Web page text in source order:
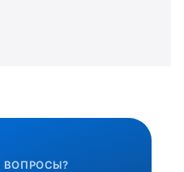
ВОПРОСЫ?